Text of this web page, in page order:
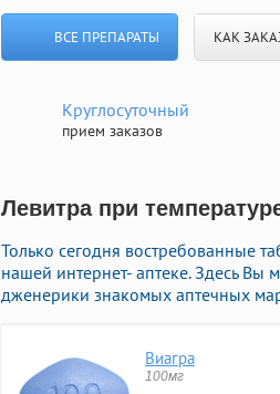
ВСЕ ПРЕПАРАТЫ КАК
Круглосуточный
прием заказов
Левитра при
Только сегодня востребованные
нашей интернет- аптеке. Здесь
дженерики знакомых аптечных
Виагра
100мг